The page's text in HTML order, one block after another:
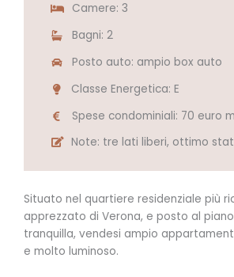
Camere: 3
Bagni: 2
Posto auto: ampio box auto
Classe Energetica: E
Spese condominiali: 70 euro
Note: tre lati liberi, ottimo
Situato nel quartiere residenziale più
apprezzato di Verona, e posto al
tranquilla, vendesi ampio
e molto luminoso.